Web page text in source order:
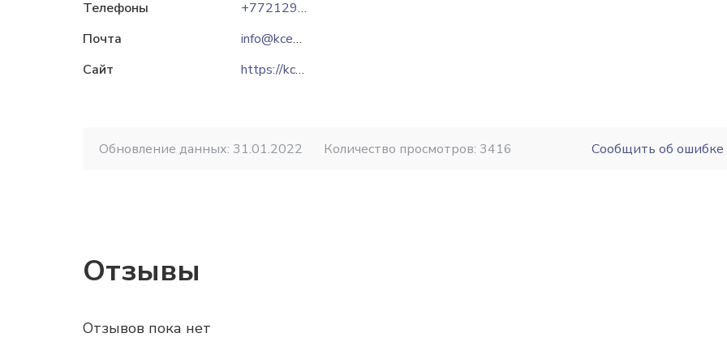
Телефоны
+77212912500
Почта
info@kcep.kz
Сайт
https://kcep.kz
Обновление данных: 31.01.2022 Количество просмотров: 3416 Сообщить об ошибке
Отзывы
Отзывов пока нет